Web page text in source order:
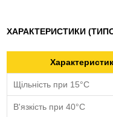
ХАРАКТЕРИСТИКИ
Щільність при 15°С
В'язкість при 40°C